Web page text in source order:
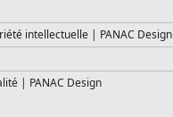
intellectuelle | PANAC Design
| PANAC Design